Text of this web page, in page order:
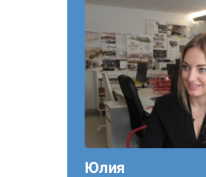
Юлия